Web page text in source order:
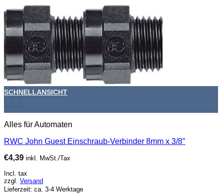
+
SCHNELLANSICHT
Alles für Automaten
RWC John Guest Einschraub-Verbinder 8mm x 3/8″
€4,39 inkl. MwSt./Tax
Incl. tax
zzgl. Versand
Lieferzeit: ca. 3-4 Werktage